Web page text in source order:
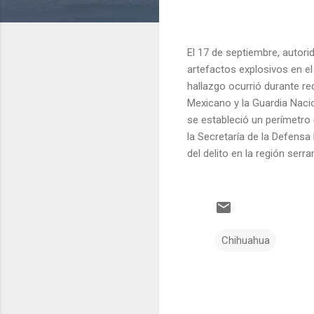
El 17 de septiembre,
artefactos explosivos en el
hallazgo ocurrió durante
Mexicano y la Guardia
se estableció un perímetro
la Secretaría de la
del delito en la región
Chihuahua